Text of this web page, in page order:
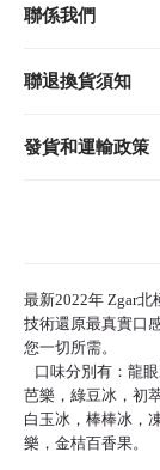
聯係我們
聯退換貨須知
發貨和運輸政策
最新2022年 Zgar北
技術還原最真實口
您一切所需。
口味分別有：龍
芭樂，綠豆冰，初
白玉冰，棒棒冰，
樂，金桔百香果。